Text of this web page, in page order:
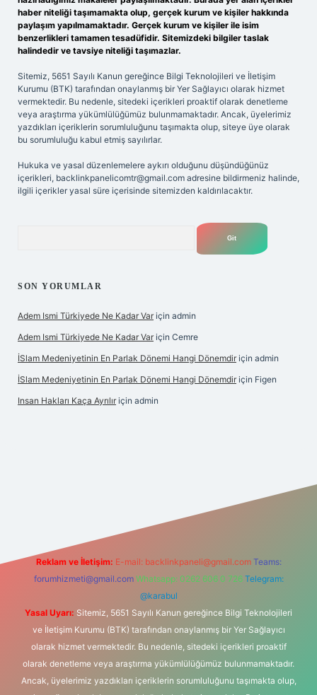
haber niteliği taşımamakta olup, gerçek kurum ve kişiler hakkında
paylaşım yapılmamaktadır. Gerçek kurum ve kişiler ile isim
benzerlikleri tamamen tesadüfidir. Sitemizdeki bilgiler taslak
halindedir ve tavsiye niteliği taşımazlar.
Sitemiz, 5651 Sayılı Kanun gereğince Bilgi Teknolojileri ve İletişim
Kurumu (BTK) tarafından onaylanmış bir Yer Sağlayıcı olarak hizmet
vermektedir. Bu nedenle, sitedeki içerikleri proaktif olarak denetleme
veya araştırma yükümlülüğümüz bulunmamaktadır. Ancak, üyelerimiz
yazdıkları içeriklerin sorumluluğunu taşımakta olup, siteye üye olarak
bu sorumluluğu kabul etmiş sayılırlar.
Hukuka ve yasal düzenlemelere aykırı olduğunu düşündüğünüz
içerikleri, backlinkpanelicomtr@gmail.com adresine bildirmeniz halinde,
ilgili içerikler yasal süre içerisinde sitemizden kaldırılacaktır.
SON YORUMLAR
Adem Ismi Türkiyede Ne Kadar Var için admin
Adem Ismi Türkiyede Ne Kadar Var için Cemre
İSlam Medeniyetinin En Parlak Dönemi Hangi Dönemdir için admin
İSlam Medeniyetinin En Parlak Dönemi Hangi Dönemdir için Figen
Insan Hakları Kaça Ayrılır için admin
Reklam ve İletişim: E-mail: backlinkpaneli@gmail.com Teams:
forumhizmeti@gmail.com Whatsapp: 0262 606 0 726 Telegram:
@karabul
Yasal Uyarı: Sitemiz, 5651 Sayılı Kanun gereğince Bilgi Teknolojileri
ve İletişim Kurumu (BTK) tarafından onaylanmış bir Yer Sağlayıcı
olarak hizmet vermektedir. Bu nedenle, sitedeki içerikleri proaktif
olarak denetleme veya araştırma yükümlülüğümüz bulunmamaktadır.
Ancak, üyelerimiz yazdıkları içeriklerin sorumluluğunu taşımakta olup,